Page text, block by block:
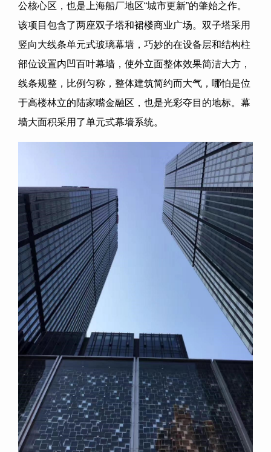
公核心区，也是上海船厂地区“城市更新”的肇始之作。
该项目包含了两座双子塔和裙楼商业广场。双子塔采用
竖向大线条单元式玻璃幕墙，巧妙的在设备层和结构柱
部位设置内凹百叶幕墙，使外立面整体效果简洁大方，
线条规整，比例匀称，整体建筑简约而大气，哪怕是位
于高楼林立的陆家嘴金融区，也是光彩夺目的地标。幕
墙大面积采用了单元式幕墙系统。